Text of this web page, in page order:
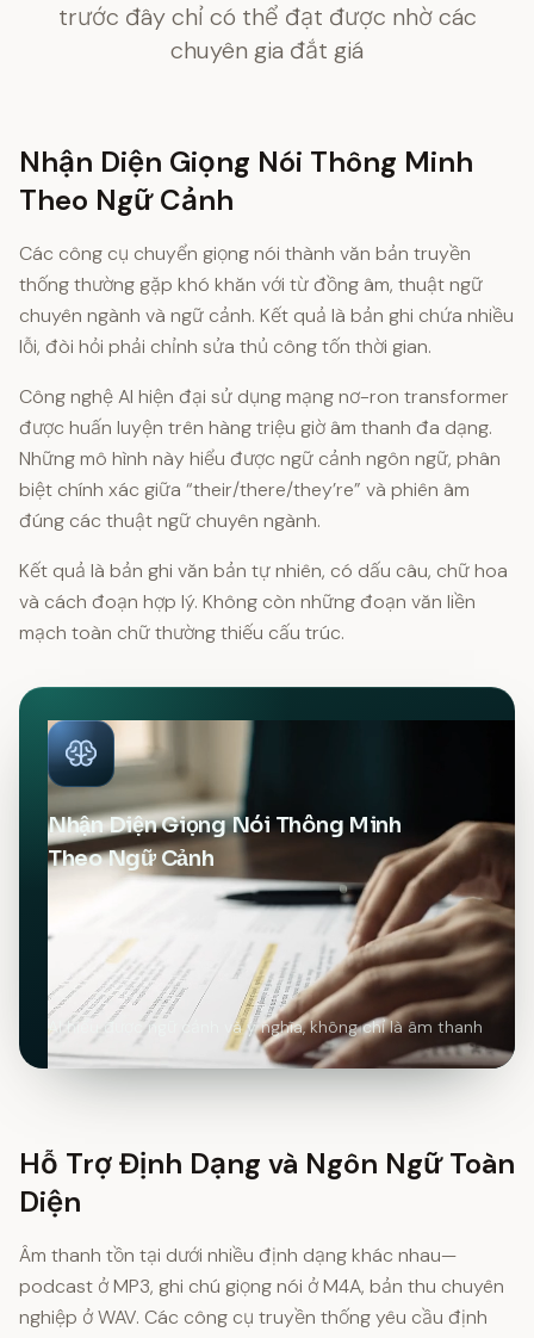
trước đây chỉ có thể đạt được nhờ các
chuyên gia đắt giá
Nhận Diện Giọng Nói Thông Minh
Theo Ngữ Cảnh
Các công cụ chuyển giọng nói thành văn bản truyền
thống thường gặp khó khăn với từ đồng âm, thuật ngữ
chuyên ngành và ngữ cảnh. Kết quả là bản ghi chứa nhiều
lỗi, đòi hỏi phải chỉnh sửa thủ công tốn thời gian.
Công nghệ AI hiện đại sử dụng mạng nơ-ron transformer
được huấn luyện trên hàng triệu giờ âm thanh đa dạng.
Những mô hình này hiểu được ngữ cảnh ngôn ngữ, phân
biệt chính xác giữa “their/there/they’re” và phiên âm
đúng các thuật ngữ chuyên ngành.
Kết quả là bản ghi văn bản tự nhiên, có dấu câu, chữ hoa
và cách đoạn hợp lý. Không còn những đoạn văn liền
mạch toàn chữ thường thiếu cấu trúc.
Nhận Diện Giọng Nói Thông Minh
Theo Ngữ Cảnh
AI hiểu được ngữ cảnh và ý nghĩa, không chỉ là âm thanh
Hỗ Trợ Định Dạng và Ngôn Ngữ Toàn
Diện
Âm thanh tồn tại dưới nhiều định dạng khác nhau—
podcast ở MP3, ghi chú giọng nói ở M4A, bản thu chuyên
nghiệp ở WAV. Các công cụ truyền thống yêu cầu định